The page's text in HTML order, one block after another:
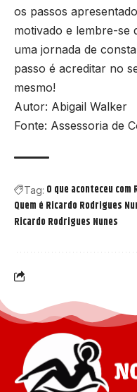
os passos
motivado e lembre-se
uma jornada de
passo é acreditar no
mesmo!
Autor: Abigail Walker
Fonte: Assessoria de
Tag: O que aconteceu
Quem é Ricardo Rodrigues
Ricardo Rodrigues Nunes